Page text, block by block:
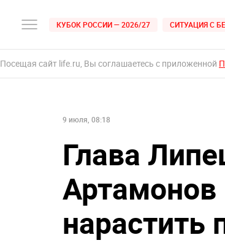
КУБОК РОССИИ — 2026/27 СИТУАЦИЯ С
Посещая сайт life.ru, Вы соглашаетесь с приложенной
9 июля, 08:18
Глава
Артамонов
нарастить